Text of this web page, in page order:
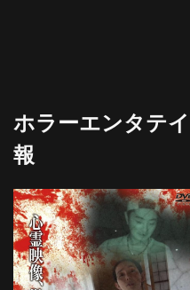
ホラーエンタテ
報